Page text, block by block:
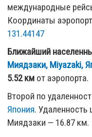
международные
Координаты
131.44147
Ближайший
Миядзаки, Miyazaki,
5.52 км от аэропорта.
Второй по
Япония. Удаленность
Миядзаки — 16.87 км.